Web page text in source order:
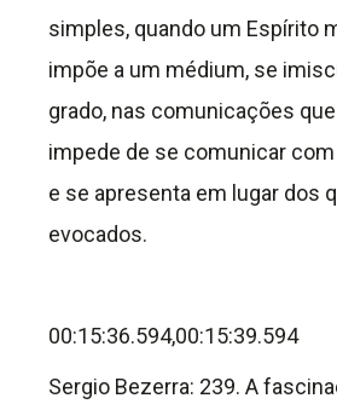
simples, quando um Espírito
impõe a um médium, se
grado, nas comunicações
impede de se comunicar
e se apresenta em lugar dos
evocados.
00:15:36.594,00:15:39.594
Sergio Bezerra: 239. A